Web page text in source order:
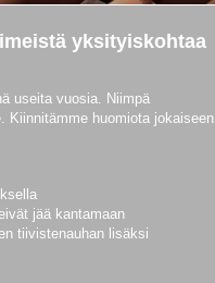
yksityiskohtaa
useita vuosia. Niimpä
Kiinnitämme huomiota jokaiseen
jää kantamaan
tiivistenauhan lisäksi